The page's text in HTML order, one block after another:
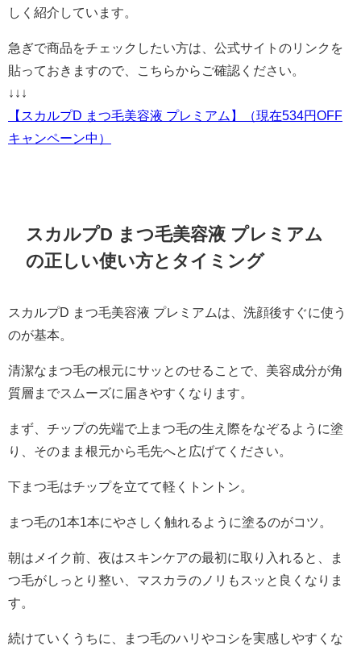
しく紹介しています。
急ぎで商品をチェックしたい方は、公式サイトのリンクを
貼っておきますので、こちらからご確認ください。
↓↓↓
【スカルプD まつ毛美容液 プレミアム】（現在534円OFF
キャンペーン中）
スカルプD まつ毛美容液 プレミアム
の正しい使い方とタイミング
スカルプD まつ毛美容液 プレミアムは、洗顔後すぐに使う
のが基本。
清潔なまつ毛の根元にサッとのせることで、美容成分が角
質層までスムーズに届きやすくなります。
まず、チップの先端で上まつ毛の生え際をなぞるように塗
り、そのまま根元から毛先へと広げてください。
下まつ毛はチップを立てて軽くトントン。
まつ毛の1本1本にやさしく触れるように塗るのがコツ。
朝はメイク前、夜はスキンケアの最初に取り入れると、ま
つ毛がしっとり整い、マスカラのノリもスッと良くなりま
す。
続けていくうちに、まつ毛のハリやコシを実感しやすくな